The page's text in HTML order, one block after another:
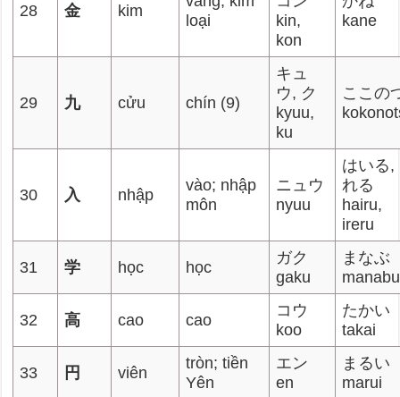
28 金 kim
loại
kin,
kon
kane
29 九 cửu chín (9)
キュ
ウ, ク
kyuu,
ku
ここの
30 入 nhập
vào; nhập
môn
ニュウ
nyuu
はいる,
れる
hairu,
ireru
31 学 học học
ガク
gaku
まなぶ
manabu
32 高 cao cao
コウ
koo
たかい
takai
33 円 viên
tròn; tiền
Yên
エン
en
まるい
marui